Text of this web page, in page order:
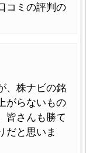
コミの評判の
、株ナビの銘
がらないもの
皆さんも勝て
だと思いま